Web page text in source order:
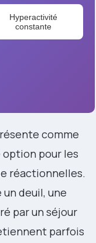
Hyperactivité
constante
comme
pour les
réactionnelles.
deuil, une
par un séjour
parfois